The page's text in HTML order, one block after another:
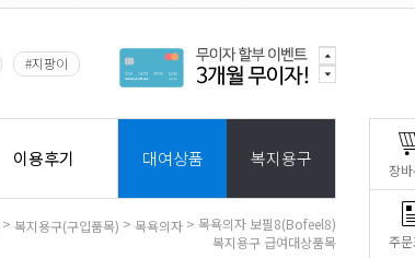
장
주
#지팡이
이용후기 대여상품 복지용구
> 복지용구(구입품목) > 목욕의자 > 목욕의자 보필8(bofeel8)
복지용구 급여대상품목